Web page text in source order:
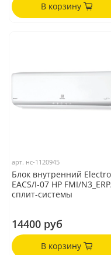
В корзину
арт. нс-1120945
Блок внутренний
EACS/I-07 HP FMI/
сплит-системы
14400 руб
В корзину